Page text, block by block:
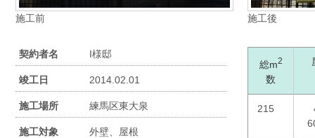
施工前 施工後
契約者名 I様邸
竣工日 2014.02.01
施工場所 練馬区東大泉
施工対象 外壁、屋根
総m2
数
215